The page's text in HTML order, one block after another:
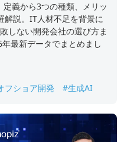
義から3つの種類、メリッ
解説。IT人材不足を背景に
しない開発会社の選び方ま
最新データでまとめまし
フショア開発 #生成AI